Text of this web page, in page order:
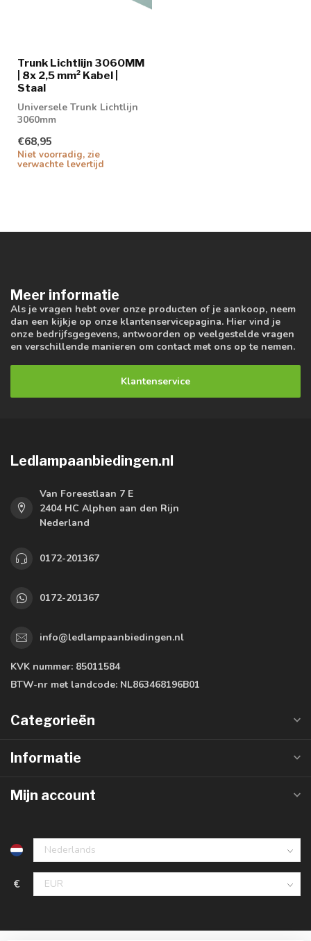
Trunk Lichtlijn 3060MM
| 8x 2,5 mm² Kabel |
Staal
Universele Trunk Lichtlijn
3060mm
€68,95
Niet voorradig, zie
verwachte levertijd
Meer informatie
Als je vragen hebt over onze producten of je aankoop, neem
dan een kijkje op onze klantenservicepagina. Hier vind je
onze bedrijfsgegevens, antwoorden op veelgestelde vragen
en verschillende manieren om contact met ons op te nemen.
Klantenservice
Ledlampaanbiedingen.nl
Van Foreestlaan 7 E
2404 HC Alphen aan den Rijn
Nederland
0172-201367
0172-201367
info@ledlampaanbiedingen.nl
KVK nummer: 85011584
BTW-nr met landcode: NL863468196B01
Categorieën
Informatie
Mijn account
€